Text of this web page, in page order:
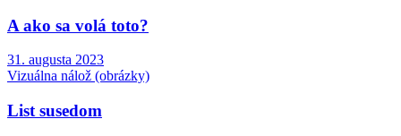
A ako sa volá toto?
31. augusta 2023
Vizuálna nálož (obrázky)
List susedom